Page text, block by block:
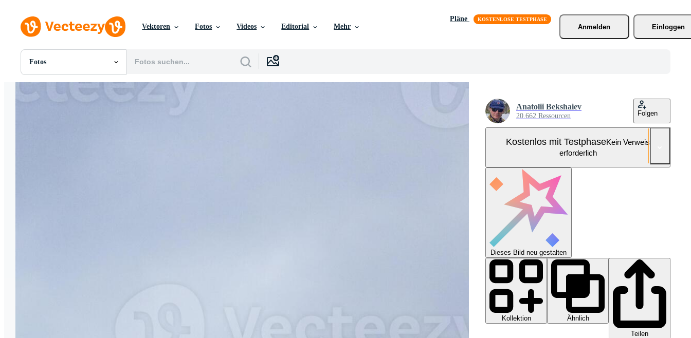
Vektoren Fotos Videos Editorial Mehr
Pläne
Anmelden
Einloggen
Fotos
Alle Bilder
Anatolii Bekshaiev
20.662 Ressourcen Folgen
Kostenlos mit TestphaseKein Verweis
erforderlich
Dieses Bild neu gestalten
Kollektion
Ähnlich
Teilen